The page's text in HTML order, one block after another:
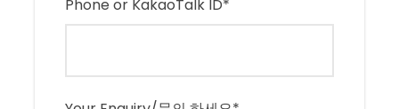
Phone or KakaoTalk ID*
둘째날
1. Highway 95 to US 1(overseas Highway)
2. Key Largo 혹은 Islamorada 포토죤